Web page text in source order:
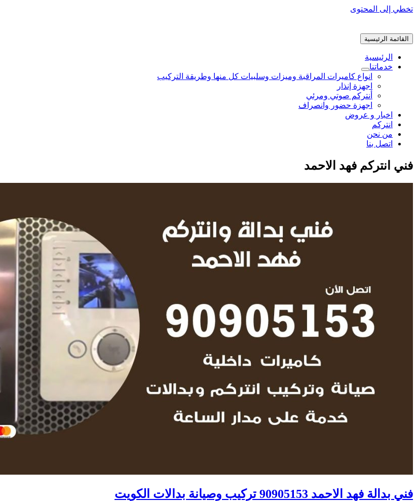
تخطي إلى المحتوى
القائمة الرئيسية
الرئيسية
خدماتنا
انواع كاميرات المراقبة وميزات وسلبيات كل منها وطريقة التركيب
اجهزة إنذار
أنتركم صوتي ومرئي
اجهزة حضور وانصراف
اخبار و عروض
انتركم
من نحن
اتصل بنا
فني انتركم فهد الاحمد
فني بدالة فهد الاحمد 90905153 تركيب وصيانة بدالات الكويت